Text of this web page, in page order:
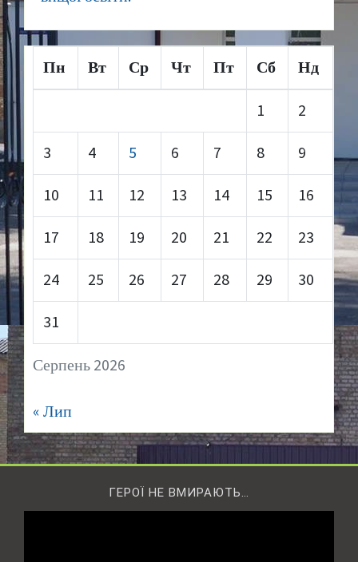
Серпень 2026
Пн Вт Ср Чт Пт Сб Нд
1 2
3 4 5 6 7 8 9
10 11 12 13 14 15 16
17 18 19 20 21 22 23
24 25 26 27 28 29 30
31
« Лип
ГЕРОЇ НЕ ВМИРАЮТЬ…